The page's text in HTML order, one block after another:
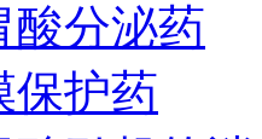
酸分泌药
保护药